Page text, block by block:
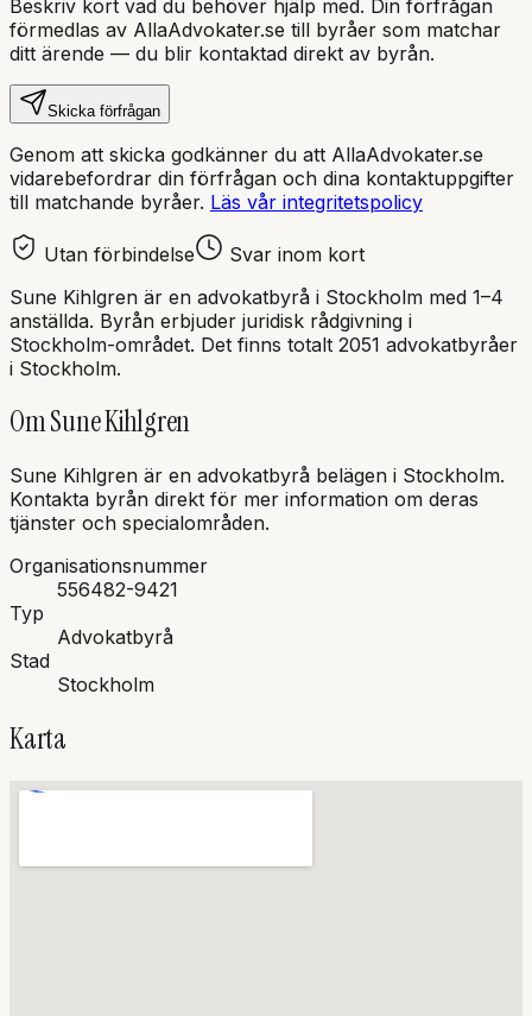
Beskriv kort vad du behöver hjälp med. Din förfrågan
förmedlas av AllaAdvokater.se till byråer som matchar
ditt ärende — du blir kontaktad direkt av byrån.
Skicka förfrågan
Genom att skicka godkänner du att AllaAdvokater.se
vidarebefordrar din förfrågan och dina kontaktuppgifter
till matchande byråer. Läs vår integritetspolicy
Utan förbindelse
Svar inom kort
Sune Kihlgren är en advokatbyrå i Stockholm med 1–4
anställda. Byrån erbjuder juridisk rådgivning i
Stockholm-området. Det finns totalt 2051 advokatbyråer
i Stockholm.
OmSune Kihlgren
Sune Kihlgren är en advokatbyrå belägen i Stockholm.
Kontakta byrån direkt för mer information om deras
tjänster och specialområden.
Organisationsnummer
556482-9421
Typ
Advokatbyrå
Stad
Stockholm
Karta